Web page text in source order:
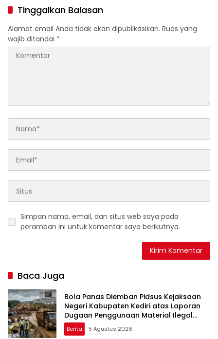
IrigasiTinggalkan Balasan
Alamat email Anda tidak akan dipublikasikan. Ruas yang
wajib ditandai *
Simpan nama, email, dan situs web saya pada
peramban ini untuk komentar saya berikutnya.
Baca Juga
Bola Panas Diemban Pidsus Kejaksaan
Negeri Kabupaten Kediri atas Laporan
Dugaan Penggunaan Material Ilegal
Proyek Tol Kediri Oleh PT. HASTARI JAYA
SENTOSA
Berita 5 Agustus 2026